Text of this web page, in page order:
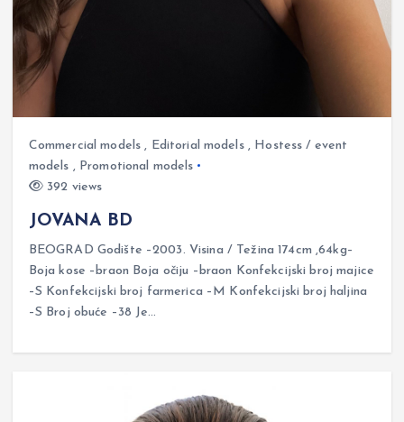
Commercial models , Editorial models, Hostess / event
models , Promotional models
392 views
JOVANA BD
BEOGRAD Godište –2003. Visina / Težina 174cm ,64kg–
Boja kose –braon Boja očiju –braon Konfekcijski broj majice
–S Konfekcijski broj farmerica –M Konfekcijski broj haljina
–S Broj obuće –38 Je…